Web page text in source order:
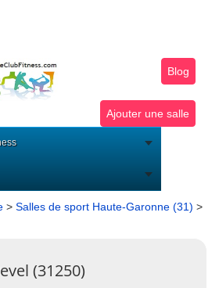
Blog
Ajouter une salle
> Salles de sport Haute-Garonne (31) >
(31250)